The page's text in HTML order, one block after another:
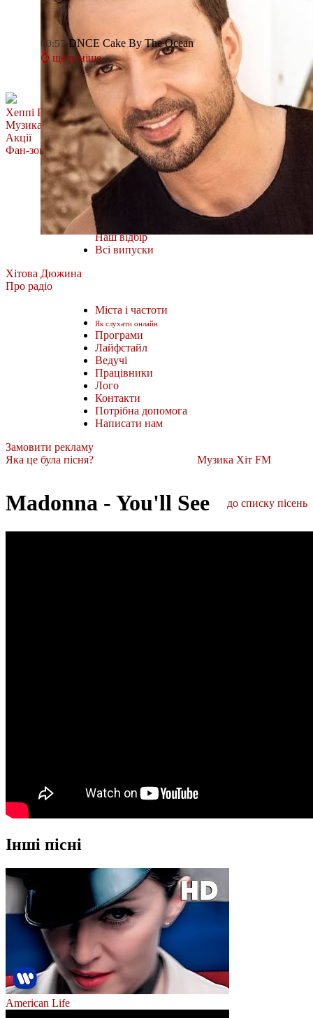
00:57 DNCE Cake By The Ocean
⌚ ще раніше
Хеппі Ранок
Музика
Акції
Фан-зона
Олена Тополя
MÉLOVIN
ROXOLANA
Тоня Матвієнко
Фан-зона Хіт FM.
Наш відбір
Всі випуски
Хітова Дюжина
Про радіо
Міста і частоти
Як слухати онлайн
Програми
Лайфстайл
Ведучі
Працівники
Лого
Контакти
Потрібна допомога
Написати нам
Замовити рекламу
Яка це була пісня?
Музика Хіт FM
Madonna - You'll See до списку пісень
Інші пісні
American Life